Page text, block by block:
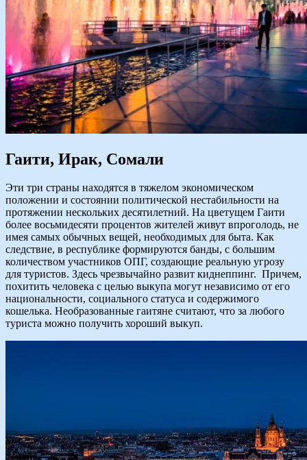
Гаити, Ирак, Сомали
Эти три страны находятся в тяжелом экономическом
положении и состоянии политической нестабильности на
протяжении нескольких десятилетний. На цветущем Гаити
более восьмидесяти процентов жителей живут впроголодь, не
имея самых обычных вещей, необходимых для быта. Как
следствие, в республике формируются банды, с большим
количеством участников ОПГ, создающие реальную угрозу
для туристов. Здесь чрезвычайно развит киднеппинг. Причем,
похитить человека с целью выкупа могут независимо от его
национальности, социального статуса и содержимого
кошелька. Необразованные гаитяне считают, что за любого
туриста можно получить хороший выкуп.